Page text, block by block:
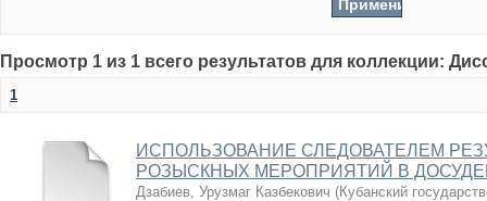
Просмотр 1 из 1 всего результатов для коллекции:
1
ИСПОЛЬЗОВАНИЕ СЛЕДОВАТЕЛЕМ
РОЗЫСКНЫХ МЕРОПРИЯТИЙ В
Дзабиев, Урузмаг Казбекович (Кубанский